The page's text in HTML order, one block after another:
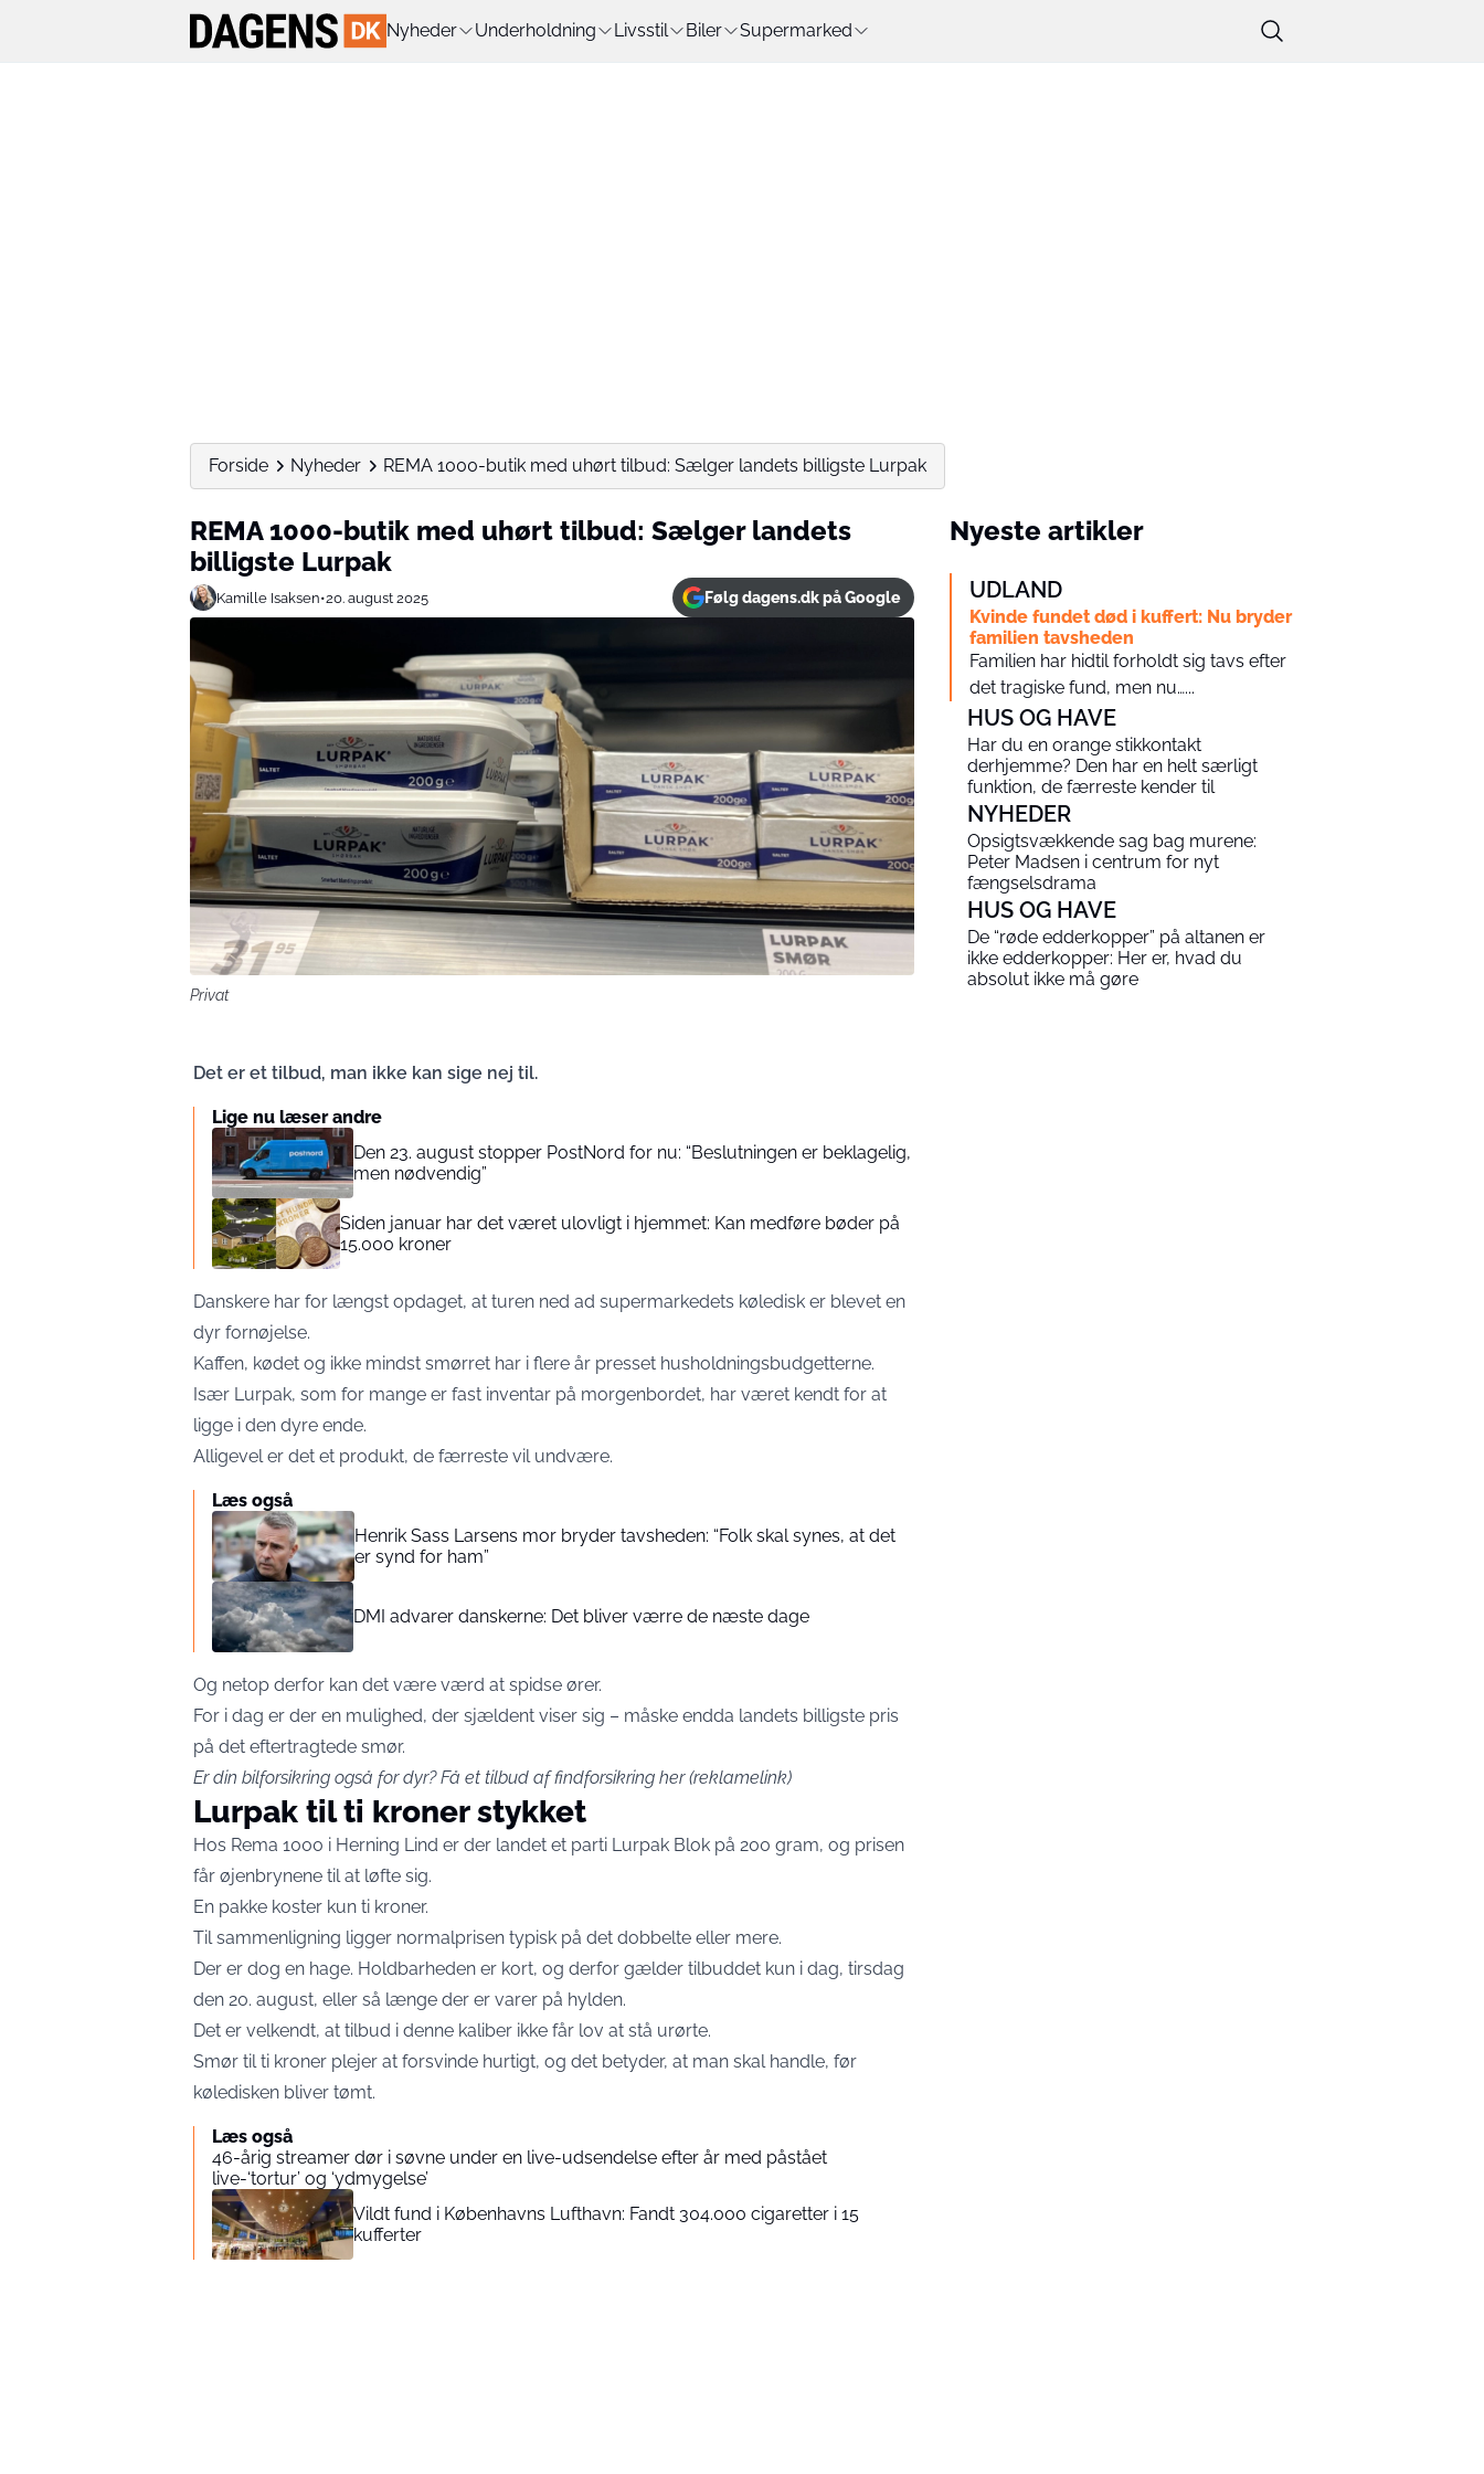
Nyheder Underholdning Livsstil Biler Supermarked
Forside Nyheder REMA 1000-butik med uhørt tilbud: Sælger landets billigste Lurpak
REMA 1000-butik med uhørt tilbud: Sælger landets
billigste Lurpak
Kamille Isaksen•20. august 2025 Følg dagens.dk på Google
Privat
Det er et tilbud, man ikke kan sige nej til.
Lige nu læser andre
Den 23. august stopper PostNord for nu: “Beslutningen er beklagelig,
men nødvendig”
Siden januar har det været ulovligt i hjemmet: Kan medføre bøder på
15.000 kroner
Danskere har for længst opdaget, at turen ned ad supermarkedets køledisk er blevet en
dyr fornøjelse.
Kaffen, kødet og ikke mindst smørret har i flere år presset husholdningsbudgetterne.
Især Lurpak, som for mange er fast inventar på morgenbordet, har været kendt for at
ligge i den dyre ende.
Alligevel er det et produkt, de færreste vil undvære.
Læs også
Henrik Sass Larsens mor bryder tavsheden: “Folk skal synes, at det
er synd for ham”
DMI advarer danskerne: Det bliver værre de næste dage
Og netop derfor kan det være værd at spidse ører.
For i dag er der en mulighed, der sjældent viser sig – måske endda landets billigste pris
på det eftertragtede smør.
Er din bilforsikring også for dyr?Få et tilbud af findforsikring her(reklamelink)
Lurpak til ti kroner stykket
Hos Rema 1000 i Herning Lind er der landet et parti Lurpak Blok på 200 gram, og prisen
får øjenbrynene til at løfte sig.
En pakke koster kun ti kroner.
Til sammenligning ligger normalprisen typisk på det dobbelte eller mere.
Der er dog en hage. Holdbarheden er kort, og derfor gælder tilbuddet kun i dag, tirsdag
den 20. august, eller så længe der er varer på hylden.
Det er velkendt, at tilbud i denne kaliber ikke får lov at stå urørte.
Smør til ti kroner plejer at forsvinde hurtigt, og det betyder, at man skal handle, før
køledisken bliver tømt.
Læs også
46-årig streamer dør i søvne under en live-udsendelse efter år med påstået
live-‘tortur’ og ‘ydmygelse’
Vildt fund i Københavns Lufthavn: Fandt 304.000 cigaretter i 15
kufferter
Nyeste artikler
UDLAND
Kvinde fundet død i kuffert: Nu bryder
familien tavsheden
Familien har hidtil forholdt sig tavs efter
det tragiske fund, men nu…...
HUS OG HAVE
Har du en orange stikkontakt
derhjemme? Den har en helt særligt
funktion, de færreste kender til
NYHEDER
Opsigtsvækkende sag bag murene:
Peter Madsen i centrum for nyt
fængselsdrama
HUS OG HAVE
De “røde edderkopper” på altanen er
ikke edderkopper: Her er, hvad du
absolut ikke må gøre